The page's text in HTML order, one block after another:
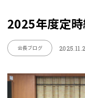
2025年度定時
会長ブログ